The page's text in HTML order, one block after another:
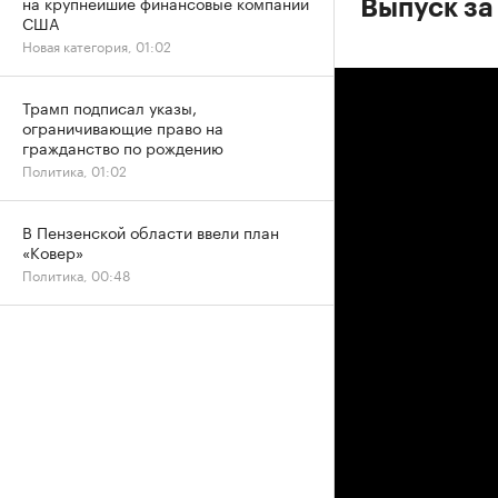
Выпуск
США
Новая категория, 01:02
Трамп подписал указы,
ограничивающие право на
гражданство по рождению
Политика, 01:02
В Пензенской области ввели план
«Ковер»
Политика, 00:48